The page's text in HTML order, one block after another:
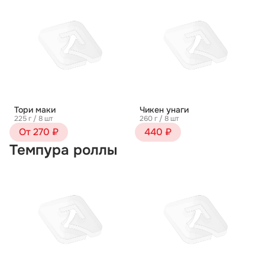
Тори маки
225 г / 8 шт
От 270 ₽
Чикен унаги
260 г / 8 шт
440 ₽
Темпура роллы